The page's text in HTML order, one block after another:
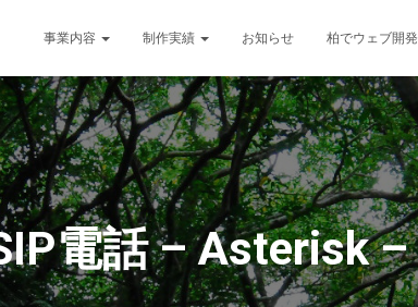
事業内容 制作実績 お知らせ 柏でウェブ開発
電話 – Asterisk –